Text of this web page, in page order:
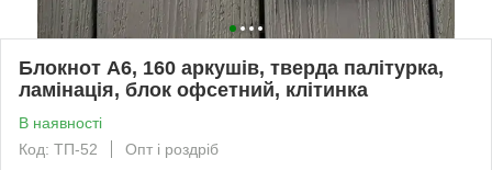
Блокнот А6, 160 аркушів, тверда палітурка,
ламінація, блок офсетний, клітинка
В наявності
Код: ТП-52
Опт і роздріб